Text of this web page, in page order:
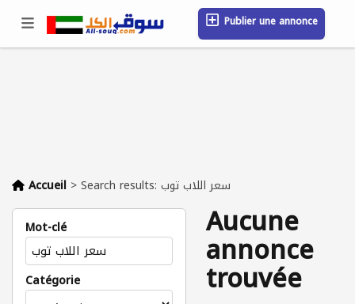
Publier une annonce
Se connecter / S'inscrire
Accueil >
Search results: سعر اللاب توب
Mot-clé
Catégorie
Aucune
annonce
trouvée